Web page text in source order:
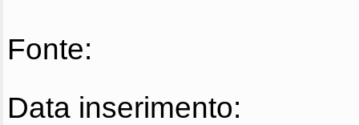
Fonte:
Data inserimento: